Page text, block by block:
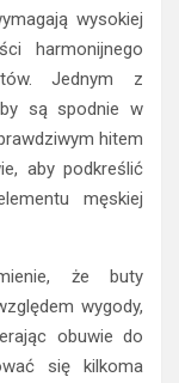
wysokiej
harmonijnego
Jednym z
są spodnie w
hitem
aby podkreślić
męskiej
że buty
wygody,
obuwie do
się kilkoma